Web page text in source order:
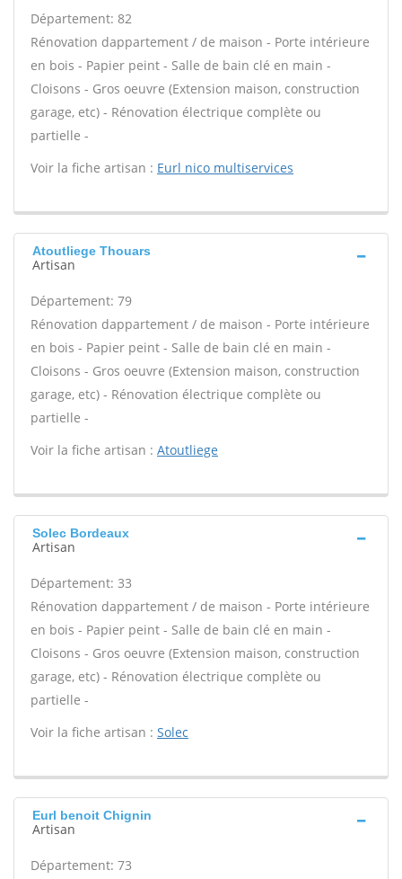
Département: 82
Rénovation dappartement / de maison - Porte intérieure
en bois - Papier peint - Salle de bain clé en main -
Cloisons - Gros oeuvre (Extension maison, construction
garage, etc) - Rénovation électrique complète ou
partielle -
Voir la fiche artisan : Eurl nico multiservices
Atoutliege Thouars
Artisan
Département: 79
Rénovation dappartement / de maison - Porte intérieure
en bois - Papier peint - Salle de bain clé en main -
Cloisons - Gros oeuvre (Extension maison, construction
garage, etc) - Rénovation électrique complète ou
partielle -
Voir la fiche artisan : Atoutliege
Solec Bordeaux
Artisan
Département: 33
Rénovation dappartement / de maison - Porte intérieure
en bois - Papier peint - Salle de bain clé en main -
Cloisons - Gros oeuvre (Extension maison, construction
garage, etc) - Rénovation électrique complète ou
partielle -
Voir la fiche artisan : Solec
Eurl benoit Chignin
Artisan
Département: 73